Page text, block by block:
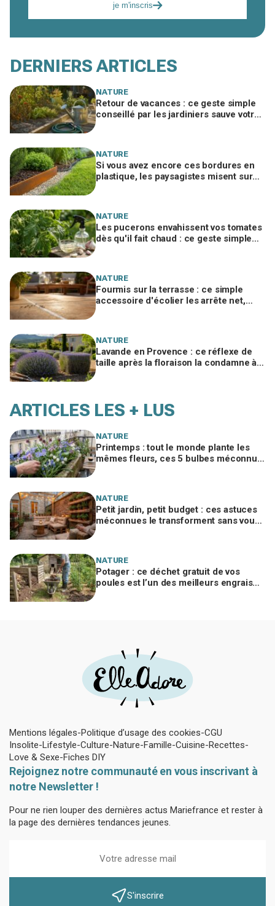
je m'inscris
DERNIERS ARTICLES
NATURE
Retour de vacances : ce geste simple
conseillé par les jardiniers sauve votre
NATURE
Si vous avez encore ces bordures en
plastique, les paysagistes misent sur
NATURE
Les pucerons envahissent vos tomates
dès qu'il fait chaud : ce geste simple
NATURE
Fourmis sur la terrasse : ce simple
accessoire d'écolier les arrête net,
NATURE
Lavande en Provence : ce réflexe de
taille après la floraison la condamne à
ARTICLES LES + LUS
NATURE
Printemps : tout le monde plante les
mêmes fleurs, ces 5 bulbes méconnus
NATURE
Petit jardin, petit budget : ces astuces
méconnues le transforment sans vous
NATURE
Potager : ce déchet gratuit de vos
poules est l’un des meilleurs engrais
Mentions légales Politique d’usage des cookies CGU
Insolite Lifestyle Culture Nature Famille Cuisine Recettes
Love & Sexe Fiches DIY
Rejoignez notre communauté en vous inscrivant à
notre Newsletter !
Pour ne rien louper des dernières actus Mariefrance et rester à
la page des dernières tendances jeunes.
S'inscrire